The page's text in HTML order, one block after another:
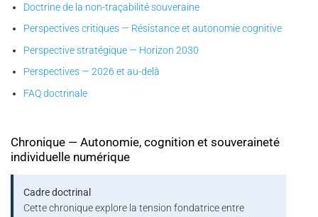
Doctrine de la non-traçabilité souveraine
Perspectives critiques — Résistance et autonomie cognitive
Perspective stratégique — Horizon 2030
Perspectives — 2026 et au-delà
FAQ doctrinale
Chronique — Autonomie, cognition et souveraineté
individuelle numérique
Cadre doctrinal
Cette chronique explore la tension fondatrice entre